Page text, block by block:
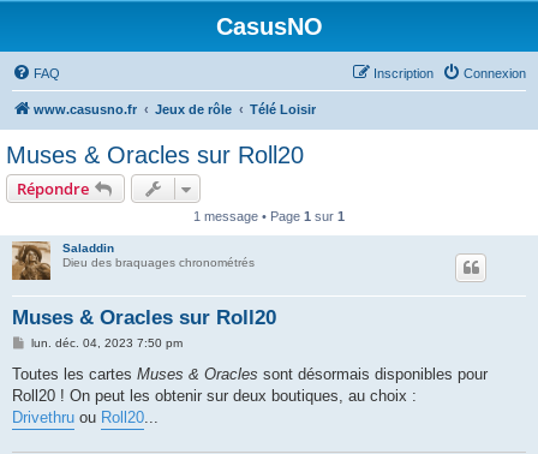
CasusNO
FAQ Connexion
Inscription
www.casusno.fr Jeux de rôle Télé Loisir
Muses & Oracles sur Roll20
Répondre
1 message • Page 1 sur 1
Saladdin
Dieu des braquages chronométrés
Muses & Oracles sur Roll20
M
s
a
g
e
lun. déc. 04, 2023 7:50 pm
Toutes les cartes Muses & Oracles sont désormais disponibles pour
Roll20 ! On peut les obtenir sur deux boutiques, au choix :
Drivethru ou Roll20...